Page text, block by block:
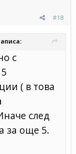
#18
с
( в това
след
за още 5.